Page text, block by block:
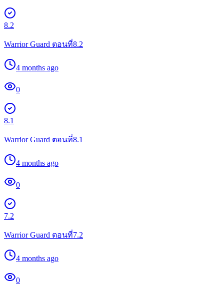
8.2
Warrior Guard ตอนที่8.2
4 months ago
0
8.1
Warrior Guard ตอนที่8.1
4 months ago
0
7.2
Warrior Guard ตอนที่7.2
4 months ago
0